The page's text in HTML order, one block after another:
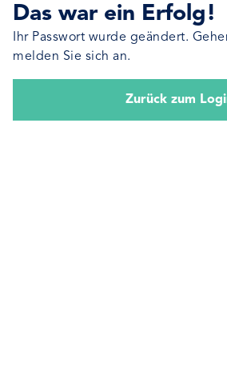
Das war ein Erfolg!
Ihr Passwort wurde geändert.
melden Sie sich an.
Zurück zum